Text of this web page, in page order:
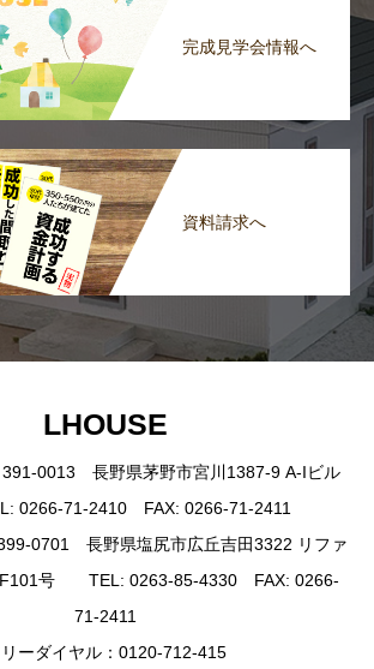
完成見学会情報へ
資料請求へ
LHOUSE
0013 長野県茅野市宮川1387-9 A-Iビル
71-2410 FAX: 0266-71-2411
399-0701 長野県塩尻市広丘吉田3322 リファ
号 TEL: 0263-85-4330 FAX: 0266-
71-2411
ーダイヤル：0120-712-415